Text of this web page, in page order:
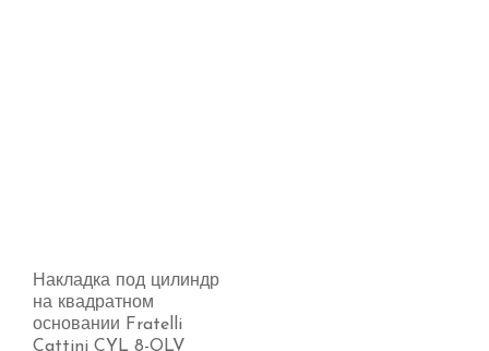
Накладка под цилиндр
на квадратном
основании Fratelli
Cattini CYL 8-OLV